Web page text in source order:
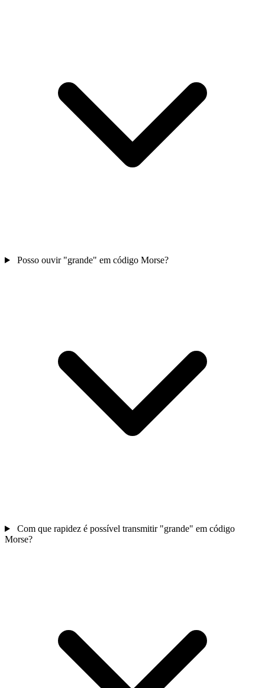
Posso ouvir "grande" em código Morse?
Com que rapidez é possível transmitir "grande" em código
Morse?